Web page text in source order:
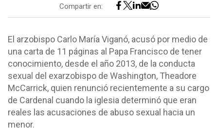
Compartir en:
El arzobispo Carlo María Viganó, acusó por medio de
una carta de 11 páginas al Papa Francisco de tener
conocimiento, desde el año 2013, de la conducta
sexual del exarzobispo de Washington, Theadore
McCarrick, quien renunció recientemente a su cargo
de Cardenal cuando la iglesia determinó que eran
reales las acusaciones de abuso sexual hacia un
menor.